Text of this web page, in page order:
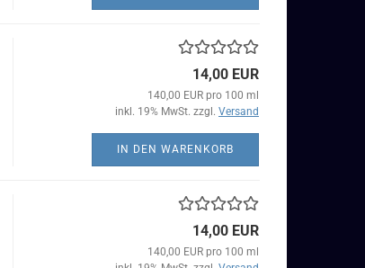
14,00 EUR
140,00 EUR pro 100 ml
inkl. 19% MwSt. zzgl. Versand
IN DEN WARENKORB
14,00 EUR
140,00 EUR pro 100 ml